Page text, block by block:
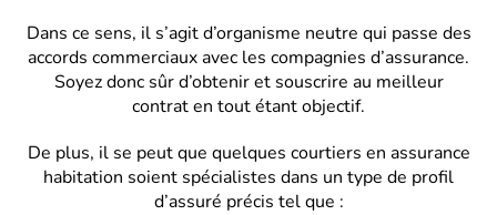
Dans ce sens, il s’agit d’organisme neutre qui passe des
accords commerciaux avec les compagnies d’assurance.
Soyez donc sûr d’obtenir et souscrire au meilleur
contrat en tout étant objectif.
De plus, il se peut que quelques courtiers en assurance
habitation soient spécialistes dans un type de profil
d’assuré précis tel que :